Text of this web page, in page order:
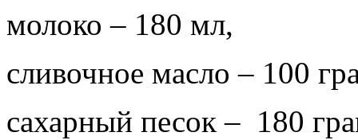
молоко – 180 мл,
сливочное масло – 100
сахарный песок – 180